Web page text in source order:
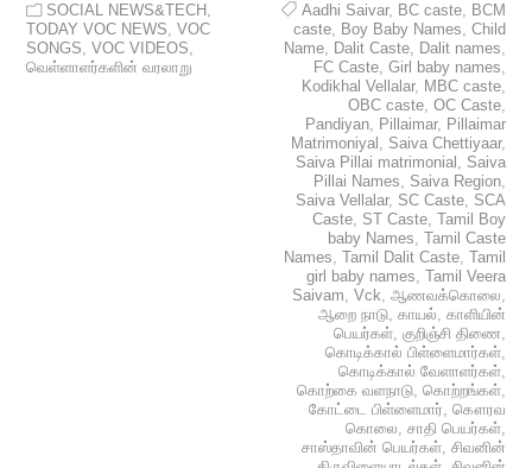
SOCIAL NEWS&TECH ,
TODAY VOC NEWS,VOC
SONGS,VOC VIDEOS,
வெள்ளாளர்களின் வரலாறு
Aadhi Saivar, BC caste, BCM
caste, Boy Baby Names, Child
Name, Dalit Caste, Dalit names,
FC Caste, Girl baby names,
Kodikhal Vellalar, MBC caste,
OBC caste, OC Caste,
Pandiyan, Pillaimar, Pillaimar
Matrimoniyal , Saiva Chettiyaar,
Saiva Pillai matrimonial , Saiva
Pillai Names, Saiva Region,
Saiva Vellalar, SC Caste, SCA
Caste, ST Caste, Tamil Boy
baby Names, Tamil Caste
Names, Tamil Dalit Caste, Tamil
girl baby names, Tamil Veera
Saivam, Vck, ஆணவக்கொலை,
ஆறை நாடு, காயல், காளியின்
பெயர்கள், குறிஞ்சி திணை,
கொடிக்கால் பிள்ளைமார்கள்,
கொடிக்கால் வேளாளர்கள்,
கொற்கை வளநாடு, கொற்றங்கள்,
கோட்டை பிள்ளைமார், கௌரவ
கொலை, சாதி பெயர்கள்,
சாஸ்தாவின் பெயர்கள், சிவனின்